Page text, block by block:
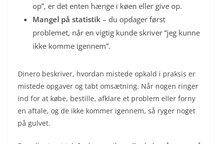
op”, er det enten hænge i køen eller give op.
Mangel på statistik – du opdager først
problemet, når en vigtig kunde skriver “jeg kunne
ikke komme igennem”.
Dinero beskriver, hvordan mistede opkald i praksis er
mistede opgaver og tabt omsætning. Når nogen ringer
ind for at købe, bestille, afklare et problem eller forny
en aftale, og de ikke kommer igennem, så ryger noget
på gulvet.